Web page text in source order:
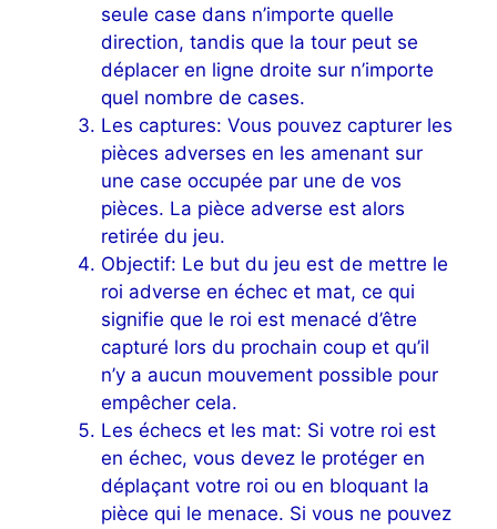
seule case dans n’importe quelle
direction, tandis que la tour peut se
déplacer en ligne droite sur n’importe
quel nombre de cases.
Les captures: Vous pouvez capturer les
pièces adverses en les amenant sur
une case occupée par une de vos
pièces. La pièce adverse est alors
retirée du jeu.
Objectif: Le but du jeu est de mettre le
roi adverse en échec et mat, ce qui
signifie que le roi est menacé d’être
capturé lors du prochain coup et qu’il
n’y a aucun mouvement possible pour
empêcher cela.
Les échecs et les mat: Si votre roi est
en échec, vous devez le protéger en
déplaçant votre roi ou en bloquant la
pièce qui le menace. Si vous ne pouvez